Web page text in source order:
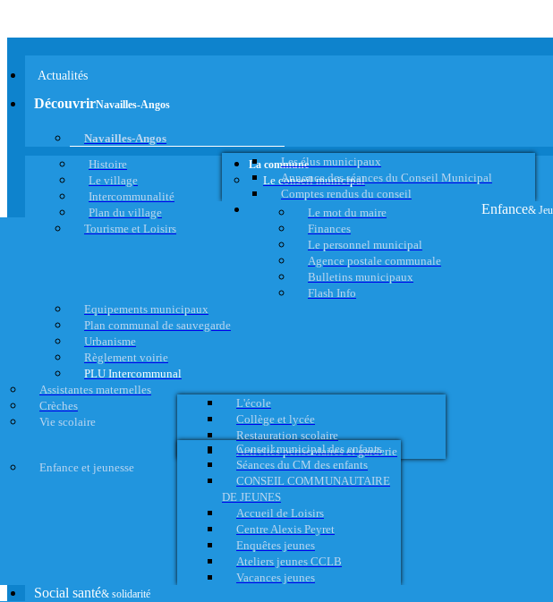
Actualités
DécouvrirNavailles-Angos
Navailles-Angos
Histoire
Le village
Intercommunalité
Plan du village
Tourisme et Loisirs
La commune
Le conseil municipal
Les élus municipaux
Annonce des séances du Conseil Municipal
Comptes rendus du conseil
Le mot du maire
Finances
Le personnel municipal
Agence postale communale
Bulletins municipaux
Flash Info
Equipements municipaux
Plan communal de sauvegarde
Urbanisme
Règlement voirie
PLU Intercommunal
Enfance&
Assistantes maternelles
Crèches
Vie scolaire
L'école
Collège et lycée
Restauration scolaire
Activités périscolaires et garderie
Enfance et jeunesse
Conseil municipal des enfants
Séances du CM des enfants
CONSEIL COMMUNAUTAIRE
DE JEUNES
Accueil de Loisirs
Centre Alexis Peyret
Enquêtes jeunes
Ateliers jeunes CCLB
Vacances jeunes
Social santé& solidarité